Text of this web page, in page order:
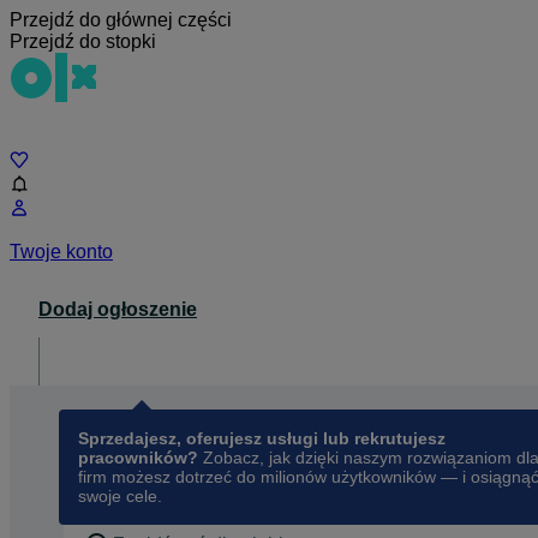
Przejdź do głównej części
Przejdź do stopki
Twoje konto
Dodaj ogłoszenie
Sprzedajesz, oferujesz usługi lub rekrutujesz
pracowników? Zobacz, jak dzięki naszym rozwiązaniom dla
firm możesz dotrzeć do milionów użytkowników — i osiągnąć
swoje cele.